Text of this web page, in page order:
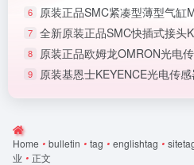
6 原装正品SMC紧凑型薄型气缸
7 全新原装正品SMC快插式接头
8 原装正品欧姆龙OMRON光电
9 原装基恩士KEYENCE光电传
Home • bulletin • tag • englishtag •
业 • 正文